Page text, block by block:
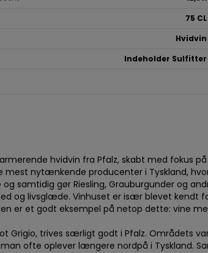
75 CL
Hvidvin
Indeholder Sulfitter
hvidvin fra Pfalz, skabt med fokus
nytænkende producenter i Tyskland,
samtidig gør Riesling, Grauburgunder og
og livsglæde. Vinhuset er især blevet kendt
er et godt eksempel på netop dette: vine
Grigio, trives særligt godt i Pfalz. Områdets
ofte oplever længere nordpå i Tyskland.